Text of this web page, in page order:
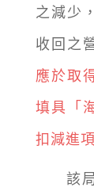
之減少
收回之
應於取
填具「
扣減進
該局